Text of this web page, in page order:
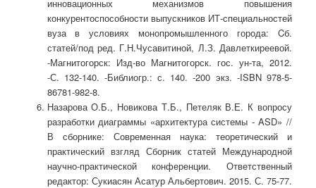
инновационных механизмов повышения
конкурентоспособности выпускников ИТ-специальностей
вуза в условиях монопромышленного города: Cб.
статей/под ред. Г.Н.Чусавитиной, Л.З. Давлеткиреевой.
-Магнитогорск: Изд-во Магнитогорск. гос. ун-та, 2012.
-С. 132-140. -Библиогр.: с. 140. -200 экз. -ISBN 978-5-
86781-982-8.
Назарова О.Б., Новикова Т.Б., Петеляк В.Е. К вопросу
разработки диаграммы «архитектура системы - ASD» //
В сборнике: Современная наука: теоретический и
практический взгляд Сборник статей Международной
научно-практической конференции. Ответственный
редактор: Сукиасян Асатур Альбертович. 2015. С. 75-77.